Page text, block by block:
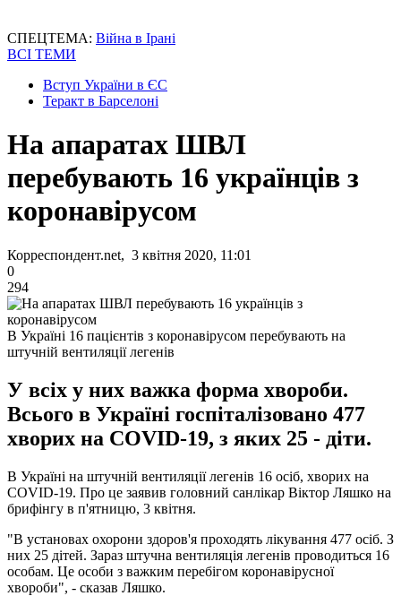
СПЕЦТЕМА: Війна в Ірані
ВСІ ТЕМИ
Вступ України в ЄС
Теракт в Барселоні
На апаратах ШВЛ
перебувають 16 українців з
коронавірусом
Корреспондент.net, 3 квітня 2020, 11:01
0
294
В Україні 16 пацієнтів з коронавірусом перебувають на
штучній вентиляції легенів
У всіх у них важка форма хвороби.
Всього в Україні госпіталізовано 477
хворих на COVID-19, з яких 25 - діти.
В Україні на штучній вентиляції легенів 16 осіб, хворих на
COVID-19. Про це заявив головний санлікар Віктор Ляшко на
брифінгу в п'ятницю, 3 квітня.
"В установах охорони здоров'я проходять лікування 477 осіб. З
них 25 дітей. Зараз штучна вентиляція легенів проводиться 16
особам. Це особи з важким перебігом коронавірусної
хвороби", - сказав Ляшко.